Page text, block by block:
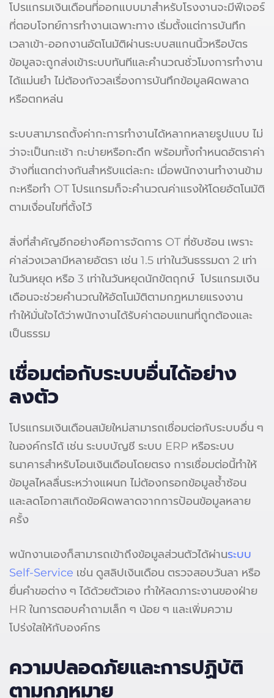
โปรแกรมเงินเดือนที่ออกแบบมาสำหรับโรงงานจะมีฟีเจอร์
ที่ตอบโจทย์การทำงานเฉพาะทาง เริ่มตั้งแต่การบันทึก
เวลาเข้า-ออกงานอัตโนมัติผ่านระบบสแกนนิ้วหรือบัตร
ข้อมูลจะถูกส่งเข้าระบบทันทีและคำนวณชั่วโมงการทำงาน
ได้แม่นยำ ไม่ต้องกังวลเรื่องการบันทึกข้อมูลผิดพลาด
หรือตกหล่น
ระบบสามารถตั้งค่ากะการทำงานได้หลากหลายรูปแบบ ไม่
ว่าจะเป็นกะเช้า กะบ่ายหรือกะดึก พร้อมทั้งกำหนดอัตราค่า
จ้างที่แตกต่างกันสำหรับแต่ละกะ เมื่อพนักงานทำงานข้าม
กะหรือทำ OT โปรแกรมก็จะคำนวณค่าแรงให้โดยอัตโนมัติ
ตามเงื่อนไขที่ตั้งไว้
สิ่งที่สำคัญอีกอย่างคือการจัดการ OT ที่ซับซ้อน เพราะ
ค่าล่วงเวลามีหลายอัตรา เช่น 1.5 เท่าในวันธรรมดา 2 เท่า
ในวันหยุด หรือ 3 เท่าในวันหยุดนักขัตฤกษ์ โปรแกรมเงิน
เดือนจะช่วยคำนวณให้อัตโนมัติตามกฎหมายแรงงาน
ทำให้มั่นใจได้ว่าพนักงานได้รับค่าตอบแทนที่ถูกต้องและ
เป็นธรรม
เชื่อมต่อกับระบบอื่นได้อย่าง
ลงตัว
โปรแกรมเงินเดือนสมัยใหม่สามารถเชื่อมต่อกับระบบอื่น ๆ
ในองค์กรได้ เช่น ระบบบัญชี ระบบ ERP หรือระบบ
ธนาคารสำหรับโอนเงินเดือนโดยตรง การเชื่อมต่อนี้ทำให้
ข้อมูลไหลลื่นระหว่างแผนก ไม่ต้องกรอกข้อมูลซ้ำซ้อน
และลดโอกาสเกิดข้อผิดพลาดจากการป้อนข้อมูลหลาย
ครั้ง
พนักงานเองก็สามารถเข้าถึงข้อมูลส่วนตัวได้ผ่านระบบ
Self-Service เช่น ดูสลิปเงินเดือน ตรวจสอบวันลา หรือ
ยื่นคำขอต่าง ๆ ได้ด้วยตัวเอง ทำให้ลดภาระงานของฝ่าย
HR ในการตอบคำถามเล็ก ๆ น้อย ๆ และเพิ่มความ
โปร่งใสให้กับองค์กร
ความปลอดภัยและการปฏิบัติ
ตามกฎหมาย